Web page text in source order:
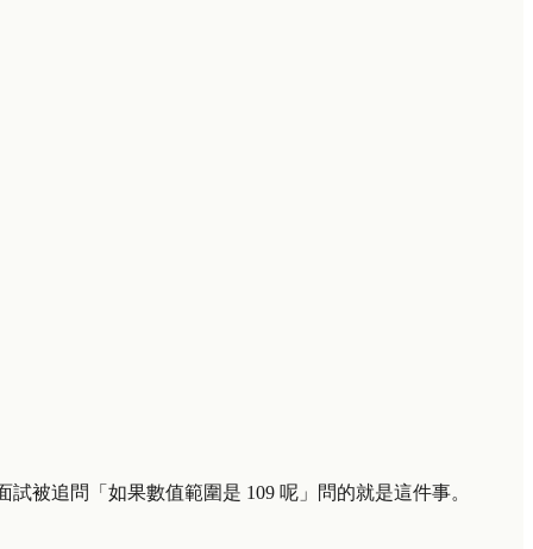
被追問「如果數值範圍是 109 呢」問的就是這件事。